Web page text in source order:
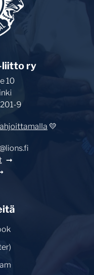
liitto ry
10
9
💛